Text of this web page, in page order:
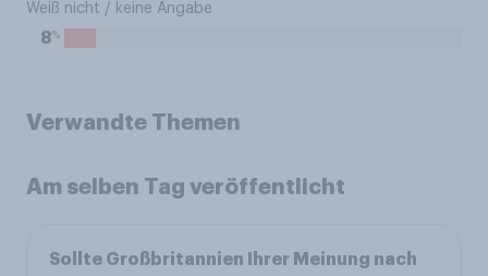
Weiß nicht / keine Angabe
8%
Verwandte Themen
Am selben Tag veröffentlicht
Sollte Großbritannien Ihrer Meinung nach